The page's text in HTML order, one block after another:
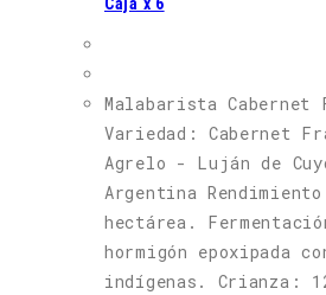
Malabarista Cabernet
Variedad: Cabernet
Agrelo - Luján de
Argentina
hectárea.
hormigón epoxipada
indígenas. Crianza: